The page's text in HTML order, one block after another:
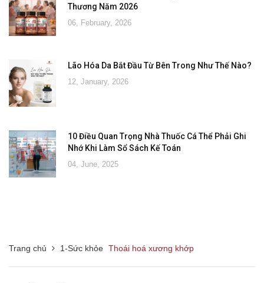
Thương Năm 2026
06, February, 2026
Lão Hóa Da Bắt Đầu Từ Bên Trong Như Thế Nào?
12, January, 2026
10 Điều Quan Trọng Nhà Thuốc Cá Thể Phải Ghi
Nhớ Khi Làm Sổ Sách Kế Toán
04, June, 2025
Trang chủ 1-Sức khỏe Thoái hoá xương khớp